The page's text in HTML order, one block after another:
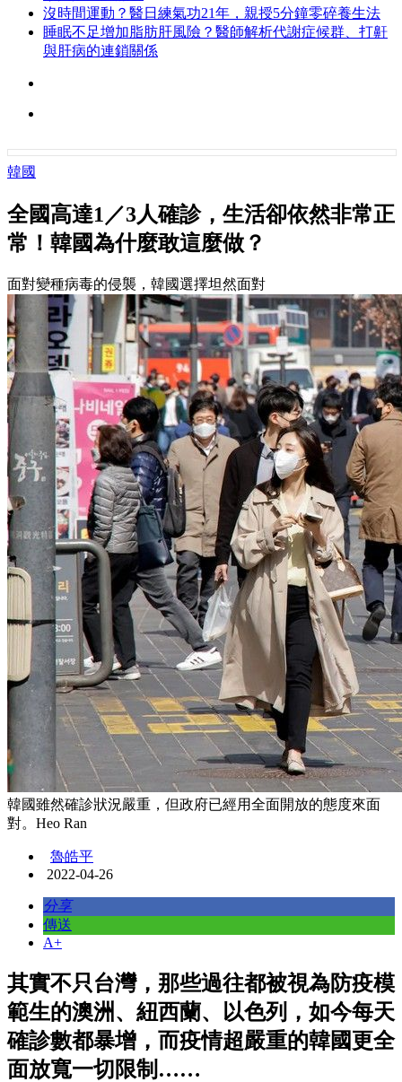
沒時間運動？醫日練氣功21年，親授5分鐘零碎養生法
睡眠不足增加脂肪肝風險？醫師解析代謝症候群、打鼾
與肝病的連鎖關係
韓國
全國高達1／3人確診，生活卻依然非常正
常！韓國為什麼敢這麼做？
面對變種病毒的侵襲，韓國選擇坦然面對
韓國雖然確診狀況嚴重，但政府已經用全面開放的態度來面
對。Heo Ran
魯皓平
2022-04-26
分享
傳送
A+
其實不只台灣，那些過往都被視為防疫模
範生的澳洲、紐西蘭、以色列，如今每天
確診數都暴增，而疫情超嚴重的韓國更全
面放寬一切限制……